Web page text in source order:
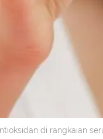
di rangkaian